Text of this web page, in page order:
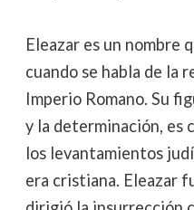
Eleazar es un nombre
cuando se habla de la
Imperio Romano. Su
y la determinación, es
los levantamientos
era cristiana. Eleazar